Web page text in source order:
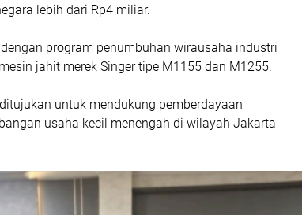
lebih dari Rp4 miliar.
program penumbuhan wirausaha industri
jahit merek Singer tipe M1155 dan M1255.
untuk mendukung pemberdayaan
usaha kecil menengah di wilayah Jakarta